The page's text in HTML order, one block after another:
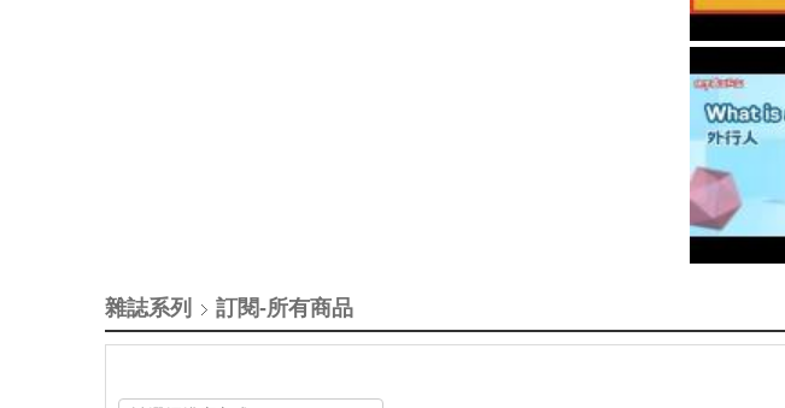
【英語維基】絞盡腦汁 To rack your brain / 空中英語教室
吧!*開啟CC字幕功能, 更方便!2024起，老師們每隔週四會開直
雜誌系列 訂閱-所有商品